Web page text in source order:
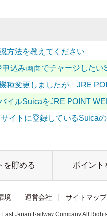
方法を教えてください
申込み画面でチャージした
種変更しましたが、JRE
イルSuicaをJRE POINT
イトに登録しているSuica
を貯める ポイント
境 運営会社 サイトマップ
Japan Railway Company All